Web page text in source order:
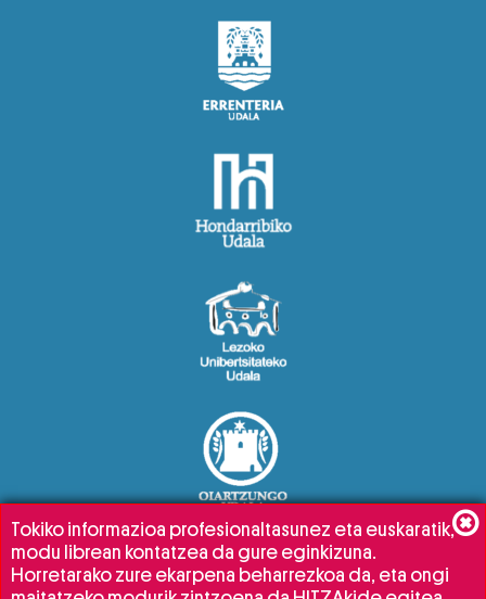
Tokiko informazioa profesionaltasunez eta euskaratik,
modu librean kontatzea da gure eginkizuna.
Horretarako zure ekarpena beharrezkoa da, eta ongi